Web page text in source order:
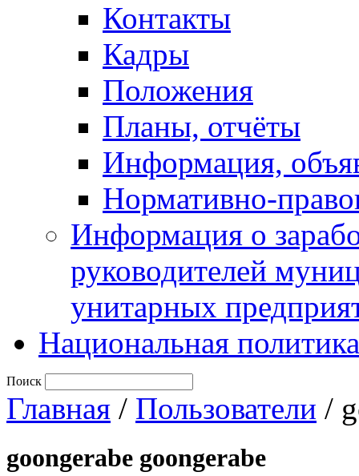
Контакты
Кадры
Положения
Планы, отчёты
Информация,
Нормативно-
Информация о
руководителей
унитарных
Национальная политика
Поиск
Главная / Пользователи /
goongerabe goongerabe